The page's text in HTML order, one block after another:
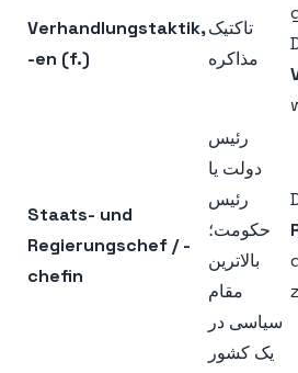
Verhandlungstaktik,
-en (f.)
تاکتیک
مذاکره
Staats- und
Regierungschef / -
chefin
رئیس
دولت یا
رئیس
حکومت؛
بالاترین
مقام
سیاسی در
یک کشور